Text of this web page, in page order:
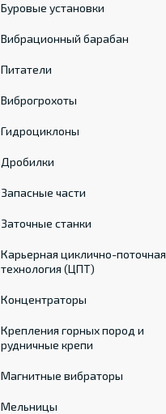
Буровые установки
Вибрационный барабан
Питатели
Виброгрохоты
Гидроциклоны
Дробилки
Запасные части
Заточные станки
Карьерная циклично-поточная
технология (ЦПТ)
Концентраторы
Крепления горных пород и
рудничные крепи
Магнитные вибраторы
Мельницы